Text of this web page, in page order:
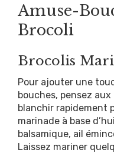
Amuse-
Brocoli
Brocolis
Pour ajouter une
bouches, pensez
blanchir rapidement
marinade à base
balsamique, ail
Laissez mariner